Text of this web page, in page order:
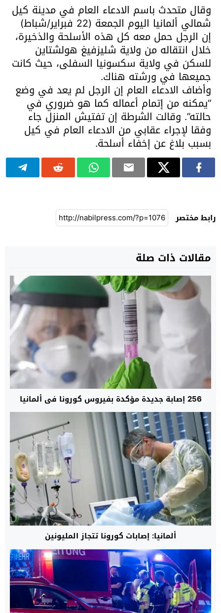
وقال متحدث باسم الادعاء العام في مدينة كيل
شمالي ألمانيا اليوم الجمعة (22 فبراير/شباط)
إن الرجل حمل معه كل هذه الأسلحة والذخيرة،
خلال انتقاله من ولاية شليزفيغ هولشتاين
للسكن في ولاية سكسونيا السفلى، حيث كانت
جميعها في ورشته هناك.
وأضاف الادعاء العام إن الرجل لم يعد في وضع
“يمكنه من إتمام أعماله كما هو ضروري في
حالته”. وقالت الشرطة إن تفتيش المنزل جاء
وفقا لإجراء عقابي من الادعاء العام في كيل
بسبب بلاغ عن إخفاء أسلحة.
رابط مختصر
مقالات ذات صلة
256 إصابة جديدة مؤكدة بفيروس كورونا في ألمانيا
ألمانيا: إصابات كورونا تتجاز المليونين